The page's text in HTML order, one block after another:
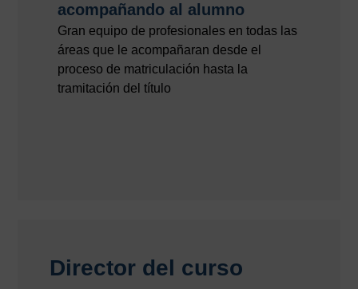
acompañando al alumno
Gran equipo de profesionales en todas las
áreas que le acompañaran desde el
proceso de matriculación hasta la
tramitación del título
Director del curso